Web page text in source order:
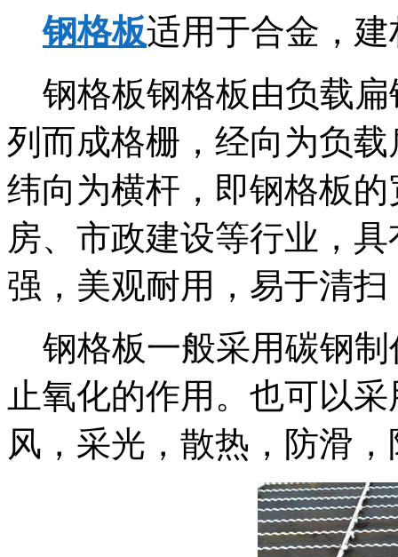
钢格板适用于合金，
钢格板钢格板由负载扁
列而成格栅，经向为负
纬向为横杆，即钢格板
房、市政建设等行业，
强，美观耐用，易于清
钢格板一般采用碳钢制
止氧化的作用。也可以
风，采光，散热，防滑